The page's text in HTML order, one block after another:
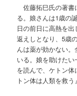
佐藤拓巳氏の著書
る。娘さんは1歳の
日の前日に高熱を
返えしとなり、5歳
んは薬が効かない
いる。娘を助けた
を読んで、ケトン
トン体は人類を救う